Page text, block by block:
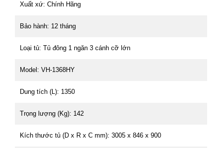
Xuất xứ: Chính Hãng
Bảo hành: 12 tháng
Loại tủ: Tủ đông 1 ngăn 3 cánh cỡ lớn
Model: VH-1368HY
Dung tích (L): 1350
Trọng lượng (Kg): 142
Kích thước tủ (D x R x C mm): 3005 x 846 x 900